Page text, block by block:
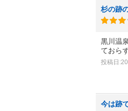
杉の跡
黒川温
ておら
投稿日
今は跡